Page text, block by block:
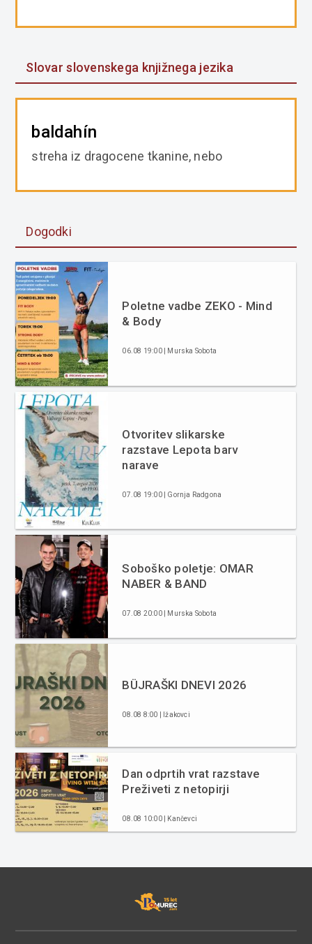
Slovar slovenskega knjižnega jezika
baldahín
streha iz dragocene tkanine, nebo
Dogodki
Poletne vadbe ZEKO - Mind
& Body
06.08 19:00 | Murska Sobota
Otvoritev slikarske
razstave Lepota barv
narave
07.08 19:00 | Gornja Radgona
Soboško poletje: OMAR
NABER & BAND
07.08 20:00 | Murska Sobota
BÜJRAŠKI DNEVI 2026
08.08 8:00 | Ižakovci
Dan odprtih vrat razstave
Preživeti z netopirji
08.08 10:00 | Kančevci